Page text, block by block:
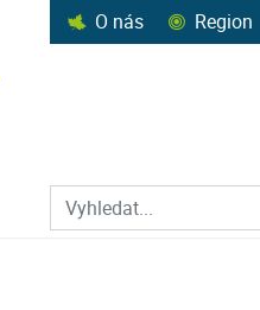
O nás Region
Prohledat web